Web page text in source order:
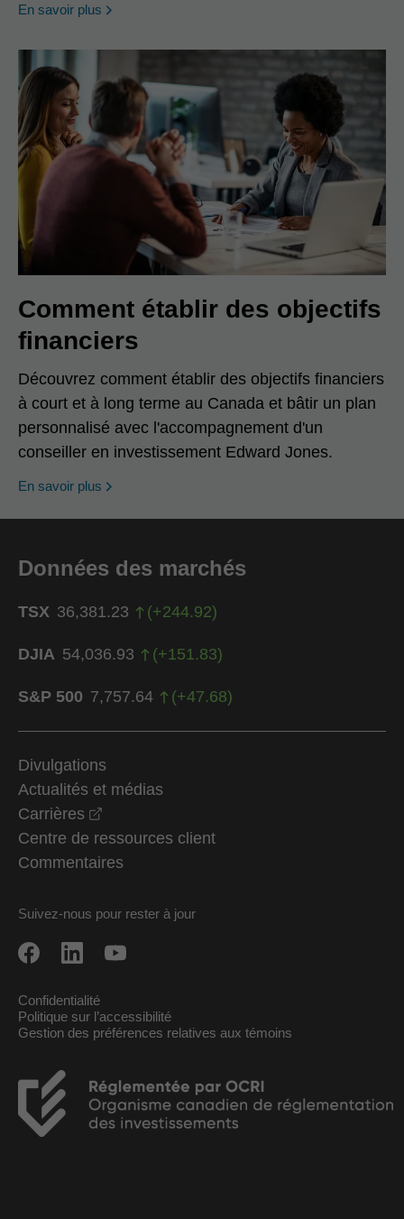
En savoir plus
Comment établir des objectifs
financiers
Découvrez comment établir des objectifs financiers
à court et à long terme au Canada et bâtir un plan
personnalisé avec l'accompagnement d'un
conseiller en investissement Edward Jones.
En savoir plus
Données des marchés
TSX 36,381.23 (+244.92)
DJIA 54,036.93 (+151.83)
S&P 500 7,757.64 (+47.68)
Divulgations
Actualités et médias
Carrières
Centre de ressources client
Commentaires
Suivez-nous pour rester à jour
Confidentialité
Politique sur l’accessibilité
Gestion des préférences relatives aux témoins